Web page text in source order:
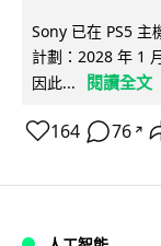
Sony 已在 PS5 主
計劃：2028 年 1
因此...
閱讀全文
164 76 ↗